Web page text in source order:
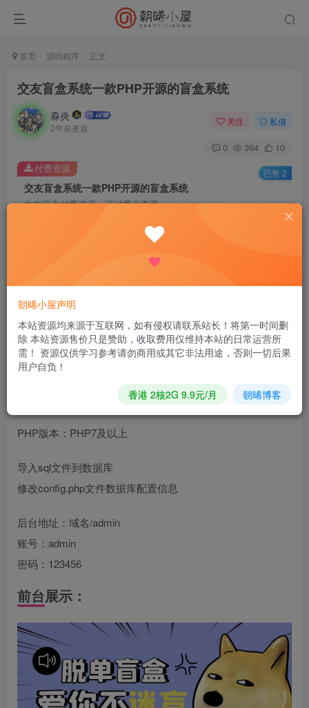
首页 源码程序 正文
交友盲盒系统一款PHP开源的盲盒系统
淼炎
2年前更新
关注 私信
0 364 10
交友盲盒系统一款PHP开源的盲盒系统
此内容为付费资源，请付费后查看
付费资源 已售 2
交友盲盒系统一款PHP开源的盲盒系统，对接易支付，支持
开分站
PHP版本：PHP7及以上
导入sql文件到数据库
修改config.php文件数据库配置信息
后台地址：域名/admin
账号：admin
密码：123456
前台展示：
朝晞小屋声明
本站资源均来源于互联网，如有侵权请联系站长！将第一时间删
除 本站资源售价只是赞助，收取费用仅维持本站的日常运营所
需！ 资源仅供学习参考请勿商用或其它非法用途，否则一切后果
用户自负！
香港 2核2G 9.9元/月 朝晞博客